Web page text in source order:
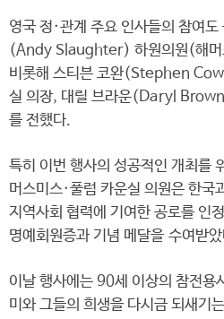
영국 정·관계 주요 인사들의 참여도
(Andy Slaughter) 하원의원(해머
비롯해 스티븐 코완(Stephen
실 의장, 대릴 브라운(Daryl
를 전했다.
특히 이번 행사의 성공적인 개최를
머스미스·풀럼 카운실 의원은 한국
지역사회 협력에 기여한 공로를 인
명예회원증과 기념 메달을 수여받
이날 행사에는 90세 이상의 참전용
미와 그들의 희생을 다시금 되새기